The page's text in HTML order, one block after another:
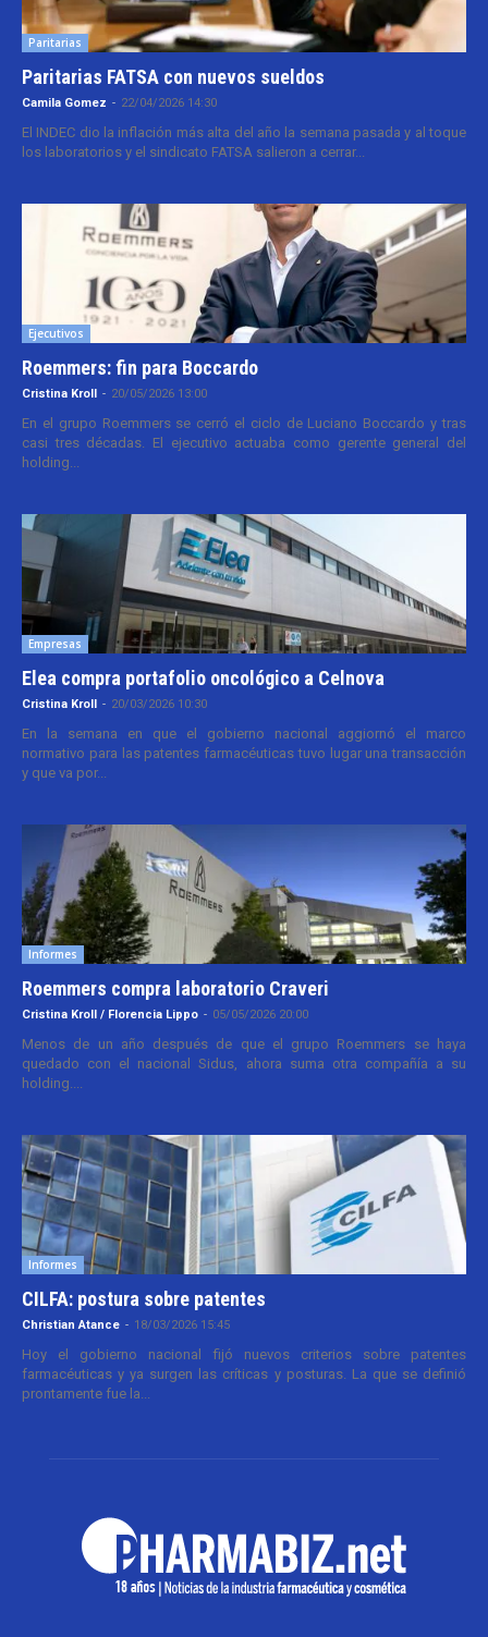
Paritarias
Paritarias FATSA con nuevos sueldos
Camila Gomez - 22/04/2026 14:30
El INDEC dio la inflación más alta del año la semana pasada y al toque
los laboratorios y el sindicato FATSA salieron a cerrar...
Ejecutivos
Roemmers: fin para Boccardo
Cristina Kroll - 20/05/2026 13:00
En el grupo Roemmers se cerró el ciclo de Luciano Boccardo y tras
casi tres décadas. El ejecutivo actuaba como gerente general del
holding...
Empresas
Elea compra portafolio oncológico a Celnova
Cristina Kroll - 20/03/2026 10:30
En la semana en que el gobierno nacional aggiornó el marco
normativo para las patentes farmacéuticas tuvo lugar una transacción
y que va por...
Informes
Roemmers compra laboratorio Craveri
Cristina Kroll / Florencia Lippo - 05/05/2026 20:00
Menos de un año después de que el grupo Roemmers se haya
quedado con el nacional Sidus, ahora suma otra compañía a su
holding....
Informes
CILFA: postura sobre patentes
Christian Atance - 18/03/2026 15:45
Hoy el gobierno nacional fijó nuevos criterios sobre patentes
farmacéuticas y ya surgen las críticas y posturas. La que se definió
prontamente fue la...